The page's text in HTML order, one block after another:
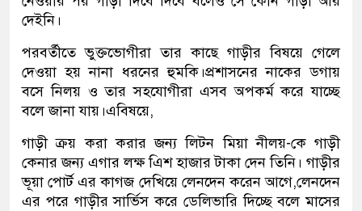
দেইনি।
পরবর্তীতে ভুক্তভোগীরা তার কাছে গাড়ীর বিষয়ে গেলে
দেওয়া হয় নানা ধরনের হুমকি।প্রশাসনের নাকের ডগায়
বসে নিলয় ও তার সহযোগীরা এসব অপকর্ম করে যাচ্ছে
বলে জানা যায়।এবিষয়ে,
গাড়ী ক্রয় করা করার জন্য লিটন মিয়া নীলয়-কে গাড়ী
কেনার জন্য এগার লক্ষ এিশ হাজার টাকা দেন তিনি। গাড়ীর
ভূয়া পোর্ট এর কাগজ দেখিয়ে লেনদেন করেন আগে,লেনদেন
এর পরে গাড়ীর সার্ভিস করে ডেলিভারি দিচ্ছে বলে মাসের